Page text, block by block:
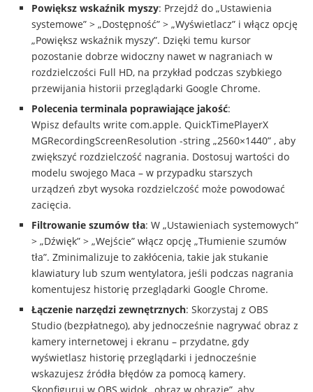
Powiększ wskaźnik myszy: Przejdź do „Ustawienia
systemowe” > „Dostępność” > „Wyświetlacz” i włącz opcję
„Powiększ wskaźnik myszy”. Dzięki temu kursor
pozostanie dobrze widoczny nawet w nagraniach w
rozdzielczości Full HD, na przykład podczas szybkiego
przewijania historii przeglądarki Google Chrome.
Polecenia terminala poprawiające jakość:
Wpisz defaults write com.apple. QuickTimePlayerX
MGRecordingScreenResolution -string „2560×1440” , aby
zwiększyć rozdzielczość nagrania. Dostosuj wartości do
modelu swojego Maca – w przypadku starszych
urządzeń zbyt wysoka rozdzielczość może powodować
zacięcia.
Filtrowanie szumów tła: W „Ustawieniach systemowych”
> „Dźwięk” > „Wejście” włącz opcję „Tłumienie szumów
tła”. Zminimalizuje to zakłócenia, takie jak stukanie
klawiatury lub szum wentylatora, jeśli podczas nagrania
komentujesz historię przeglądarki Google Chrome.
Łączenie narzędzi zewnętrznych: Skorzystaj z OBS
Studio (bezpłatnego), aby jednocześnie nagrywać obraz z
kamery internetowej i ekranu – przydatne, gdy
wyświetlasz historię przeglądarki i jednocześnie
wskazujesz źródła błędów za pomocą kamery.
Skonfiguruj w OBS widok „obraz w obrazie”, aby